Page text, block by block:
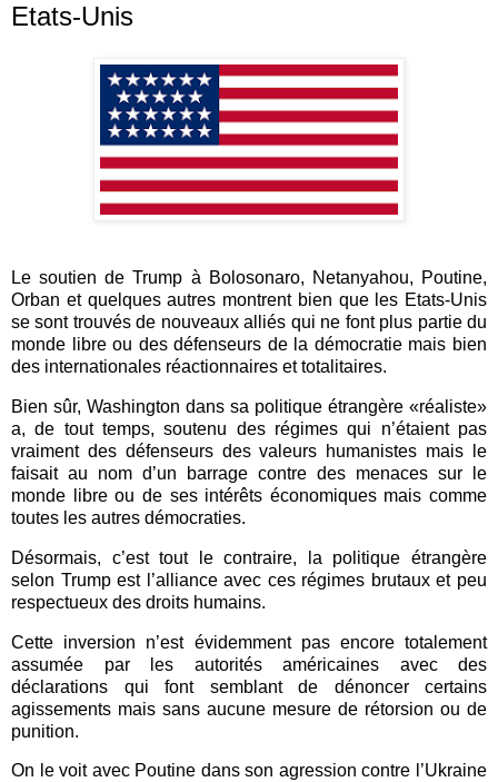
Etats-Unis
Le soutien de Trump à Bolosonaro, Netanyahou, Poutine,
Orban et quelques autres montrent bien que les Etats-Unis
se sont trouvés de nouveaux alliés qui ne font plus partie du
monde libre ou des défenseurs de la démocratie mais bien
des internationales réactionnaires et totalitaires.
Bien sûr, Washington dans sa politique étrangère «réaliste»
a, de tout temps, soutenu des régimes qui n’étaient pas
vraiment des défenseurs des valeurs humanistes mais le
faisait au nom d’un barrage contre des menaces sur le
monde libre ou de ses intérêts économiques mais comme
toutes les autres démocraties.
Désormais, c’est tout le contraire, la politique étrangère
selon Trump est l’alliance avec ces régimes brutaux et peu
respectueux des droits humains.
Cette inversion n’est évidemment pas encore totalement
assumée par les autorités américaines avec des
déclarations qui font semblant de dénoncer certains
agissements mais sans aucune mesure de rétorsion ou de
punition.
On le voit avec Poutine dans son agression contre l’Ukraine